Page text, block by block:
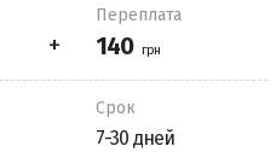
Переплата
Срок
7-30 дней